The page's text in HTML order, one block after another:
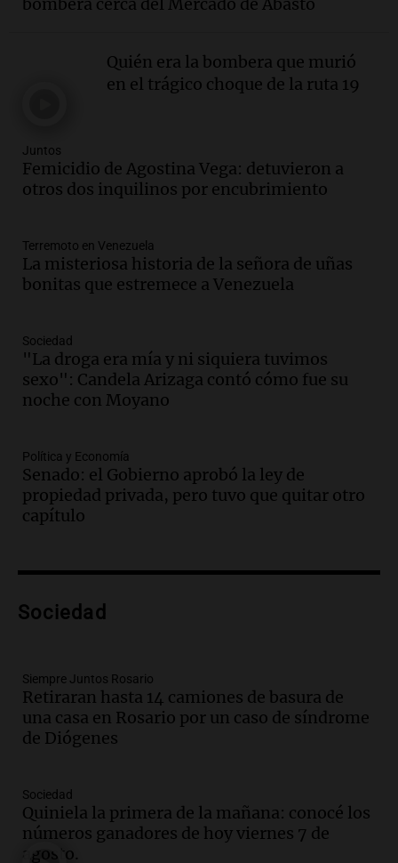
premios para los visitantes
Córdoba: destituyeron a la
intendenta interina de Villa Santa Cruz
Episodios
Audio.Clases de tango y milonga en la
Confitería El Oriental: una propuesta
Noticias
Episodios
Audio.Más de la mitad de la población
de la UBA
El dato confiable
Episodios
Audio.Cientos de fieles celebran a San
Panorama Federal
Episodios
Audio. "Tiene que haber una
reglamentación": el reclamo del Kennel
Audio.
Panorama Federal
Episodios
Audio.México y Perú reanudan
relaciones diplomáticas tras nueve
Episodios
Audio.Kicillof critica represión en
marcha y otras noticias nacionales de
bombera cerca del Mercado de Abasto
Quién era la bombera que murió
en el trágico choque de la ruta 19
Juntos
Femicidio de Agostina Vega: detuvieron a
otros dos inquilinos por encubrimiento
Terremoto en Venezuela
La misteriosa historia de la señora de uñas
bonitas que estremece a Venezuela
Sociedad
"La droga era mía y ni siquiera tuvimos
sexo": Candela Arizaga contó cómo fue su
noche con Moyano
Política y Economía
Senado: el Gobierno aprobó la ley de
propiedad privada, pero tuvo que quitar otro
capítulo
Sociedad
Siempre Juntos Rosario
Retiraran hasta 14 camiones de basura de
una casa en Rosario por un caso de síndrome
de Diógenes
Sociedad
Quiniela la primera de la mañana: conocé los
números ganadores de hoy viernes 7 de
agosto.